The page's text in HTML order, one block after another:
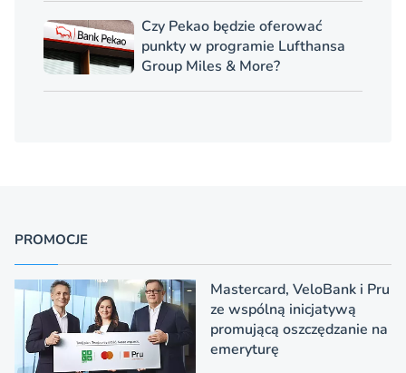
Czy Pekao będzie oferować
punkty w programie Lufthansa
Group Miles & More?
PROMOCJE
Mastercard, VeloBank i Pru
ze wspólną inicjatywą
promującą oszczędzanie na
emeryturę